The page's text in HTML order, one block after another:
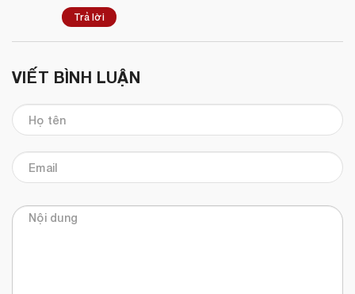
Trả lời
VIẾT BÌNH LUẬN